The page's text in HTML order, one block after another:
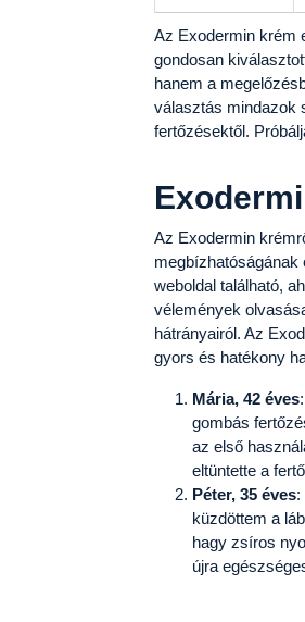
Az Exodermin krém
gondosan
hanem a
választás mindazok
fertőzésektől.
Az Exodermin
weboldal található,
vélemények
hátrányairól. Az
gyors és hatékony
Mária, 42 éves
gombás
az első
eltüntette a
Péter, 35 éves:
küzdöttem a
hagy zsíros
újra